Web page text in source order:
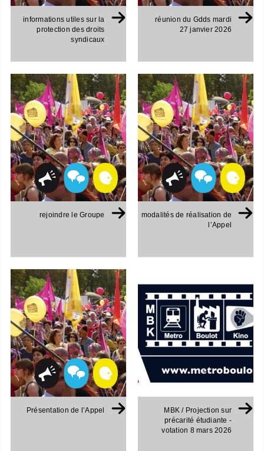
informations utiles sur la
protection des droits
syndicaux
réunion du Gdds mardi
27 janvier 2026
rejoindre le Groupe
modalités de réalisation de
l’Appel
Présentation de l’Appel
MBK / Projection sur
précarité étudiante -
votation 8 mars 2026